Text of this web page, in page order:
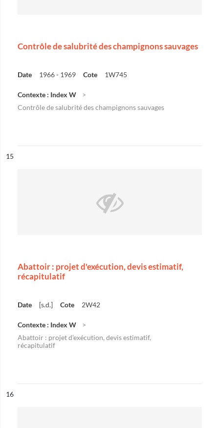
Contrôle de salubrité des champignons sauvages
Date 1966 - 1969 Cote 1W745
Contexte : Index W
Contrôle de salubrité des champignons sauvages
n°
15
Abattoir : projet d'exécution, devis estimatif,
récapitulatif
Date [s.d.] Cote 2W42
Contexte : Index W
Abattoir : projet d'exécution, devis estimatif,
récapitulatif
n°
16